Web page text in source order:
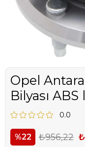
Opel
Bilyası
0.0
22 ₺956,22